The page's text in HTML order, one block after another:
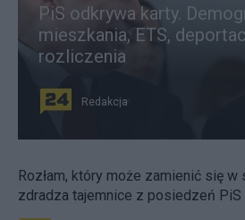
PiS odkrywa karty.
mieszkania, ETS,
rozliczenia
Redakcja
Rozłam, który może zamienić się w
zdradza tajemnice z posiedzeń PiS